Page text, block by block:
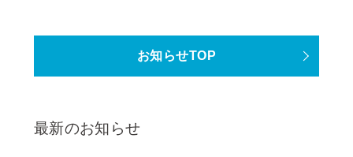
お知らせTOP
最新のお知らせ